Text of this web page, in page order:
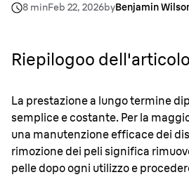
profonda e a una sanificazione
dell’epilatorie. Io tratto questi
umidità così un dispositivo Series
simile può offrire prestazioni
per mesi.
8 minFeb 22, 2026byBenjamin
Riepilogoo dell'articolo
La prestazione a lungo termine
semplice e costante. Per la
una manutenzione efficace dei
rimozione dei peli significa
pelle dopo ogni utilizzo e